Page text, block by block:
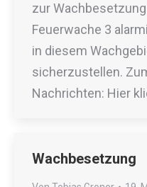
zur
Feuerwache 3
in diesem
sicherzustellen.
Nachrichten: Hier
Wachbesetzung